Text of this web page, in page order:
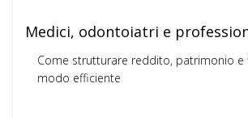
Medici, odontoiatri e
Come strutturare reddito, patrimonio e
modo efficiente